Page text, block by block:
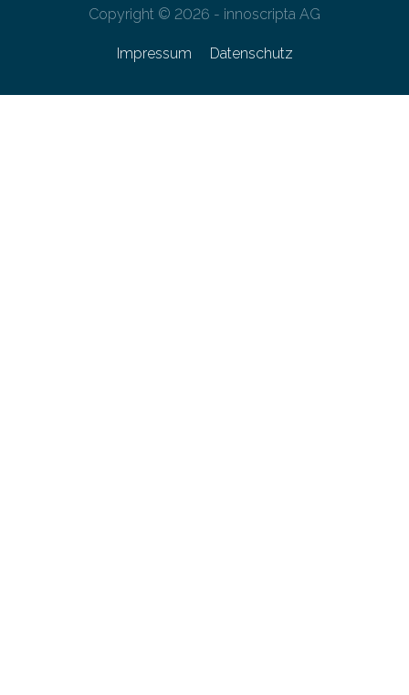
Copyright © 2026 - innoscripta AG
Impressum Datenschutz